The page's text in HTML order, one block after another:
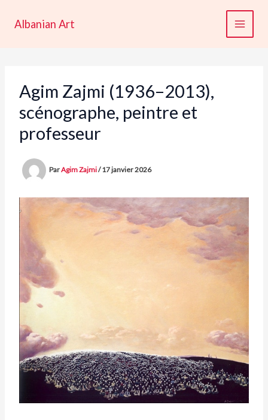
Albanian Art
Agim Zajmi (1936–2013),
scénographe, peintre et
professeur
ParAgim Zajmi/17 janvier 2026